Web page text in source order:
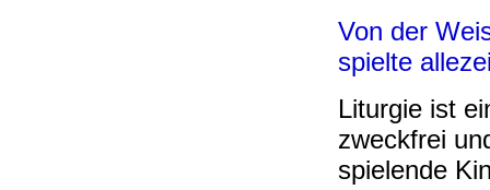
Von der
spielte
Liturgie ist
zweckfrei
spielende